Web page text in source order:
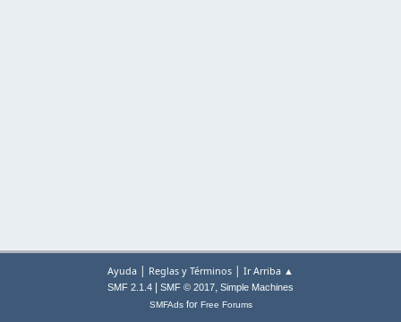
Ayuda | Reglas y Términos | Ir Arriba ▲
SMF 2.1.4 SMF © 2017, Simple Machines
SMFAdsfor Free Forums